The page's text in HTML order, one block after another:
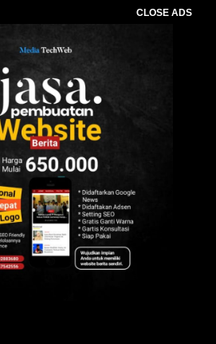
CLOSE ADS